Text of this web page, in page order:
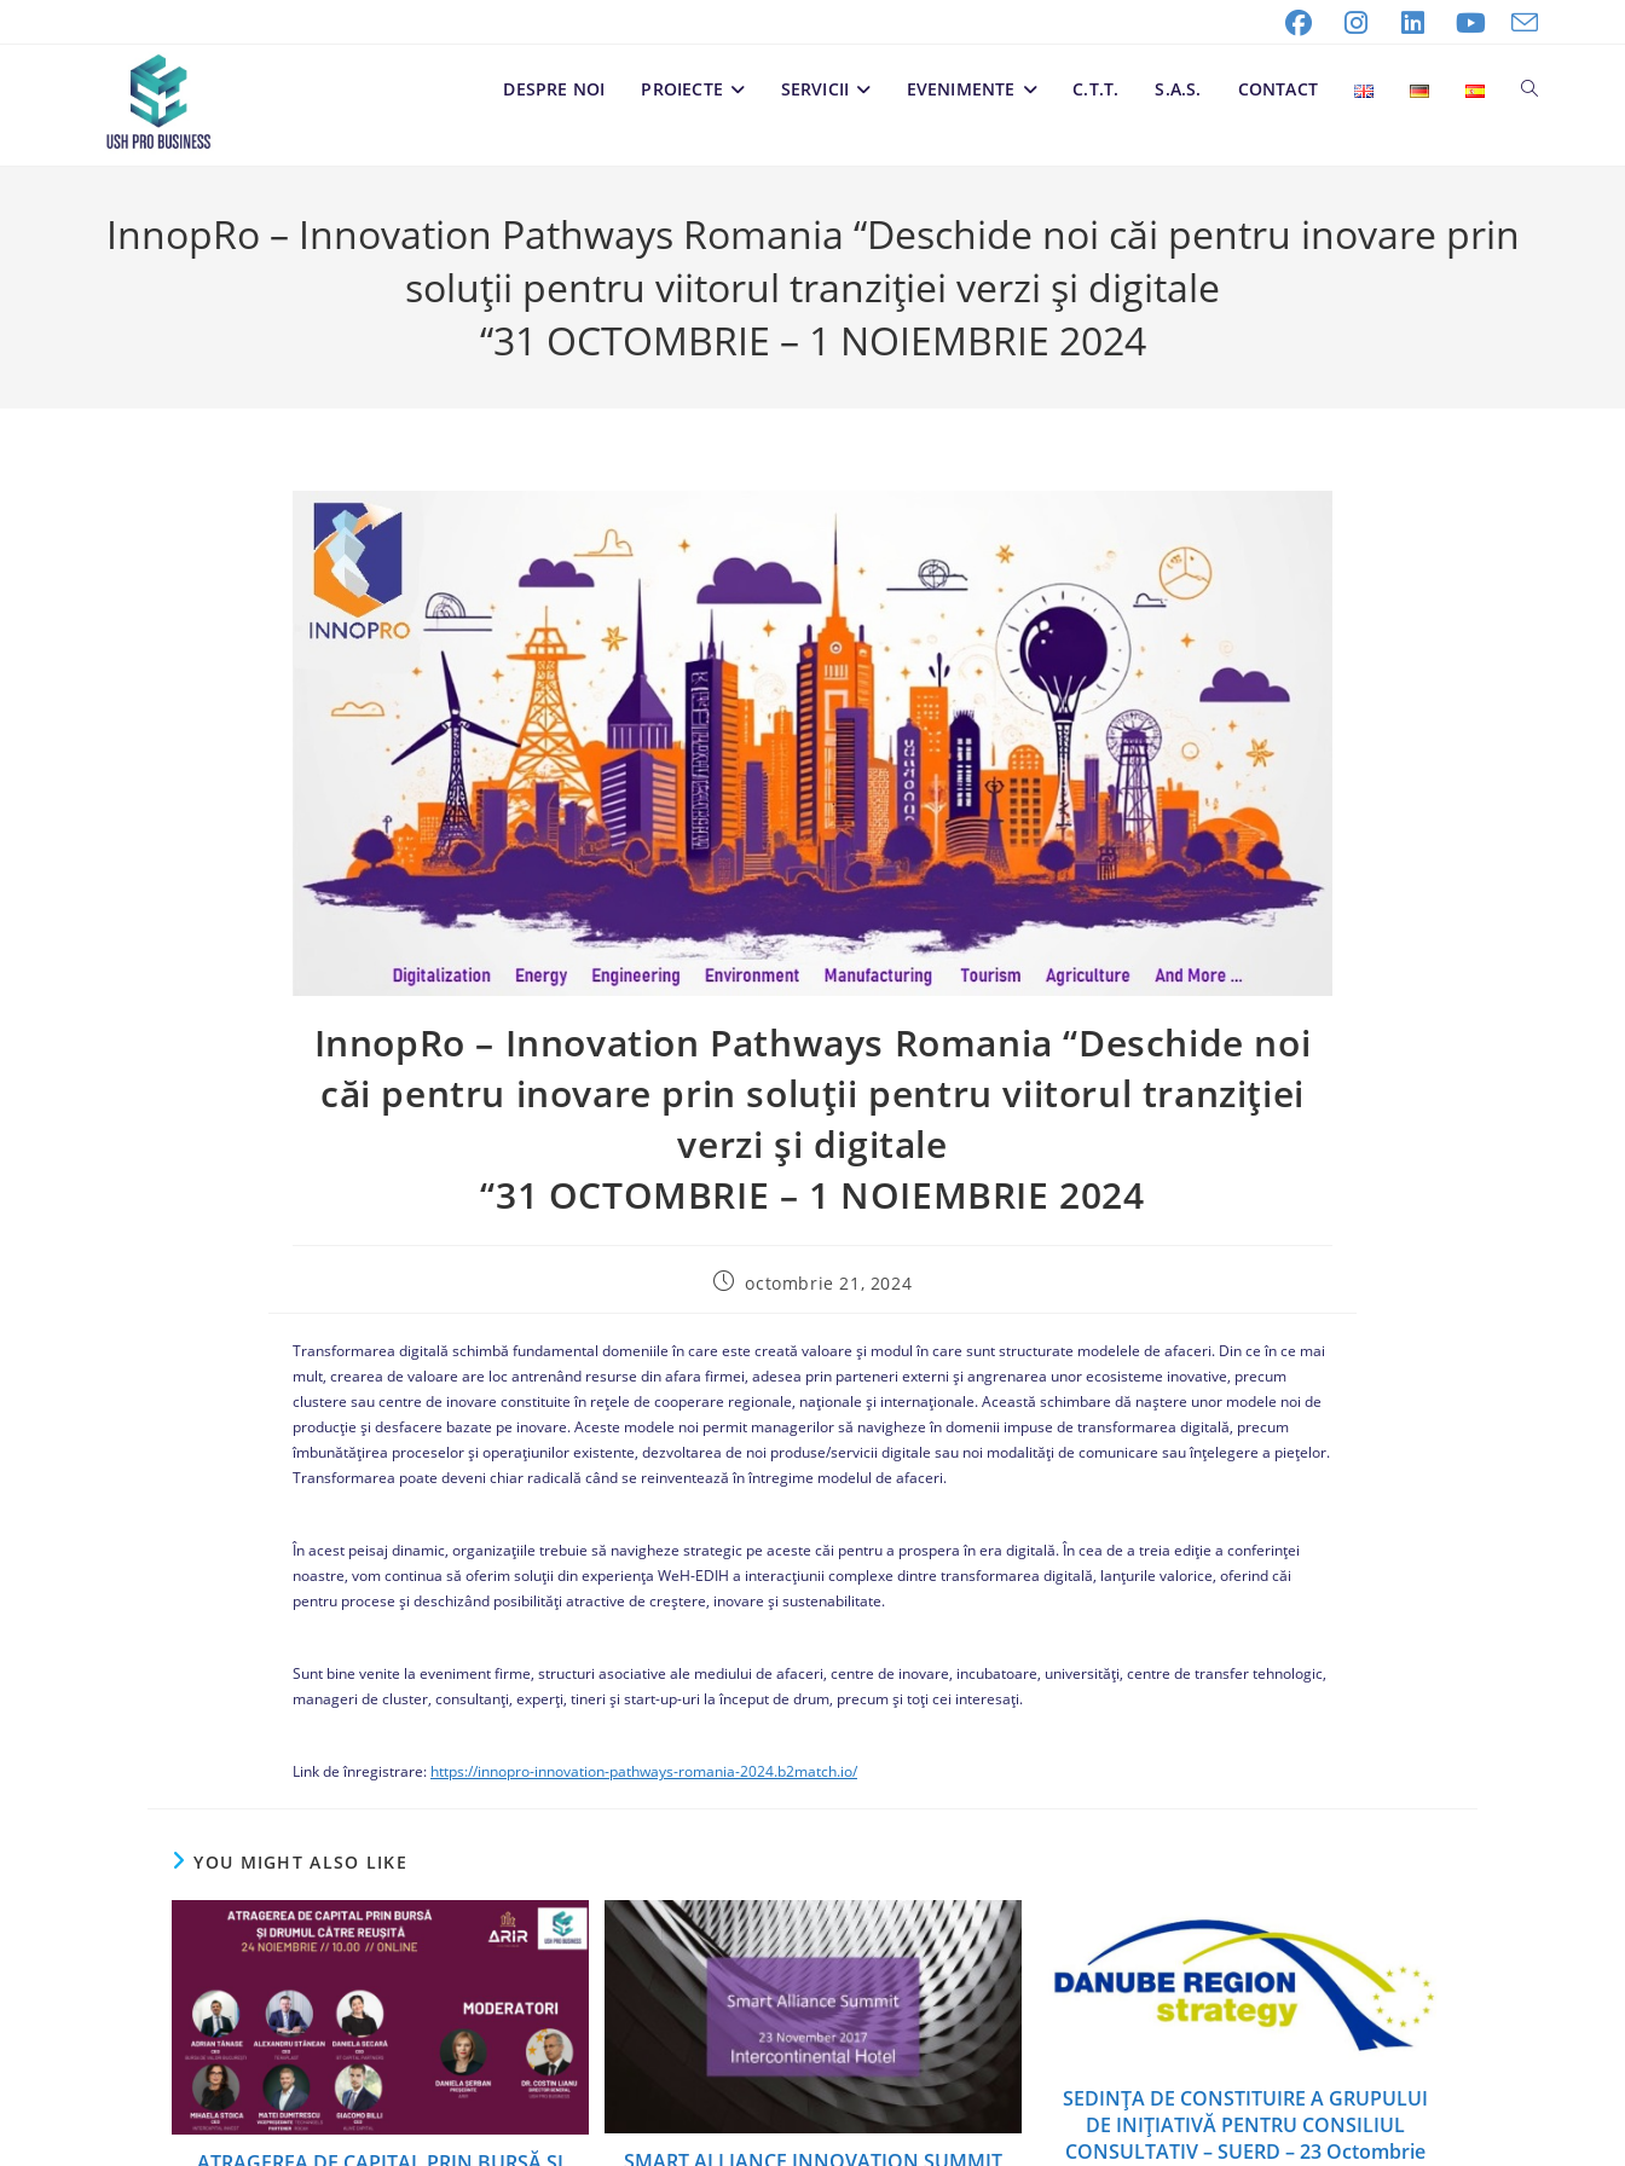
DESPRE NOI PROIECTE SERVICII EVENIMENTE C.T.T. S.A.S. CONTACT
InnopRo – Innovation Pathways Romania “Deschide noi căi pentru inovare prin
soluții pentru viitorul tranziției verzi și digitale
“31 OCTOMBRIE – 1 NOIEMBRIE 2024
InnopRo – Innovation Pathways Romania “Deschide noi
căi pentru inovare prin soluții pentru viitorul tranziției
verzi și digitale
“31 OCTOMBRIE – 1 NOIEMBRIE 2024
octombrie 21, 2024
Transformarea digitală schimbă fundamental domeniile în care este creată valoare și modul în care sunt structurate modelele de afaceri. Din ce în ce mai
mult, crearea de valoare are loc antrenând resurse din afara firmei, adesea prin parteneri externi și angrenarea unor ecosisteme inovative, precum
clustere sau centre de inovare constituite în rețele de cooperare regionale, naționale și internaționale. Această schimbare dă naștere unor modele noi de
producție și desfacere bazate pe inovare. Aceste modele noi permit managerilor să navigheze în domenii impuse de transformarea digitală, precum
îmbunătățirea proceselor și operațiunilor existente, dezvoltarea de noi produse/servicii digitale sau noi modalități de comunicare sau înțelegere a piețelor.
Transformarea poate deveni chiar radicală când se reinventează în întregime modelul de afaceri.
În acest peisaj dinamic, organizațiile trebuie să navigheze strategic pe aceste căi pentru a prospera în era digitală. În cea de a treia ediție a conferinței
noastre, vom continua să oferim soluții din experiența WeH-EDIH a interacțiunii complexe dintre transformarea digitală, lanțurile valorice, oferind căi
pentru procese și deschizând posibilități atractive de creștere, inovare și sustenabilitate.
Sunt bine venite la eveniment firme, structuri asociative ale mediului de afaceri, centre de inovare, incubatoare, universități, centre de transfer tehnologic,
manageri de cluster, consultanți, experți, tineri și start-up-uri la început de drum, precum și toți cei interesați.
Link de înregistrare: https://innopro-innovation-pathways-romania-2024.b2match.io/
YOU MIGHT ALSO LIKE
SEDINŢA DE CONSTITUIRE A GRUPULUI
DE INIŢIATIVĂ PENTRU CONSILIUL
CONSULTATIV – SUERD – 23 Octombrie